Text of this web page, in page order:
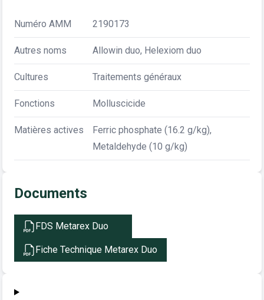
Numéro AMM 2190173
Autres noms Allowin duo, Helexiom duo
Cultures Traitements généraux
Fonctions Molluscicide
Matières actives
Ferric phosphate (16.2 g/kg),
Metaldehyde (10 g/kg)
Documents
FDS Metarex Duo
Fiche Technique Metarex Duo